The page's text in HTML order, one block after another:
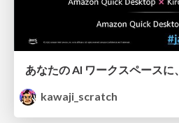
kawaji_scratch